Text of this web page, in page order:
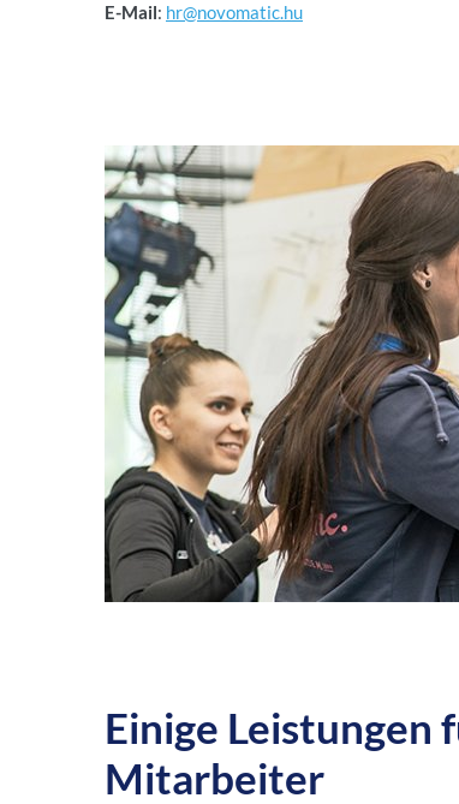
E-Mail: hr@novomatic.hu
Einige Leistungen
Mitarbeiter